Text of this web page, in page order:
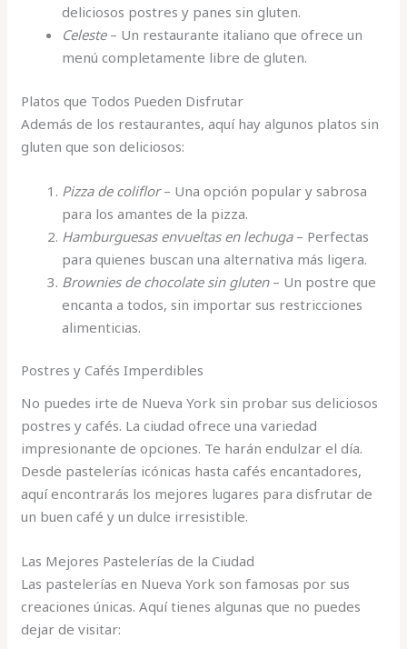
deliciosos postres y panes sin gluten.
Celeste– Un restaurante italiano que ofrece un
menú completamente libre de gluten.
Platos que Todos Pueden Disfrutar
Además de los restaurantes, aquí hay algunos platos sin
gluten que son deliciosos:
Pizza de coliflor– Una opción popular y sabrosa
para los amantes de la pizza.
Hamburguesas envueltas en lechuga– Perfectas
para quienes buscan una alternativa más ligera.
Brownies de chocolate sin gluten– Un postre que
encanta a todos, sin importar sus restricciones
alimenticias.
Postres y Cafés Imperdibles
No puedes irte de Nueva York sin probar sus deliciosos
postres y cafés. La ciudad ofrece una variedad
impresionante de opciones. Te harán endulzar el día.
Desde pastelerías icónicas hasta cafés encantadores,
aquí encontrarás los mejores lugares para disfrutar de
un buen café y un dulce irresistible.
Las Mejores Pastelerías de la Ciudad
Las pastelerías en Nueva York son famosas por sus
creaciones únicas. Aquí tienes algunas que no puedes
dejar de visitar: